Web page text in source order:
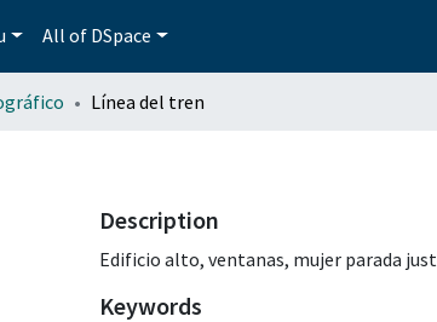
All of DSpace
Línea del tren
Description
Edificio alto, ventanas, mujer parada
Keywords